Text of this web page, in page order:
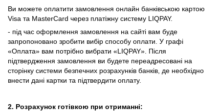
Ви можете оплатити замовлення онлайн банківською картою
Visa та MasterCard через платіжну систему LIQPAY.
- під час оформлення замовлення на сайті вам буде
запропоновано зробити вибір способу оплати. У графі
«Оплата» вам потрібно вибрати «LIQPAY». Після
підтвердження замовлення ви будете переадресовані на
сторінку системи безпечних розрахунків банків, де необхідно
внести дані картки та підтвердити оплату.
2. Розрахунок готівкою при отриманні: